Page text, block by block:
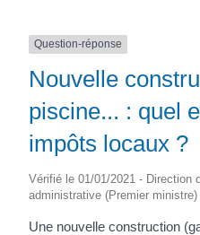
Question-réponse
Nouvelle
piscine... : quel
impôts locaux ?
Vérifié le 01/01/2021 - Direction
administrative (Premier ministre)
Une nouvelle construction